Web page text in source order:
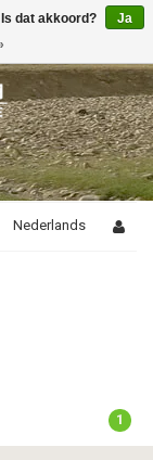
Nederlands
1
dat akkoord?
Ja